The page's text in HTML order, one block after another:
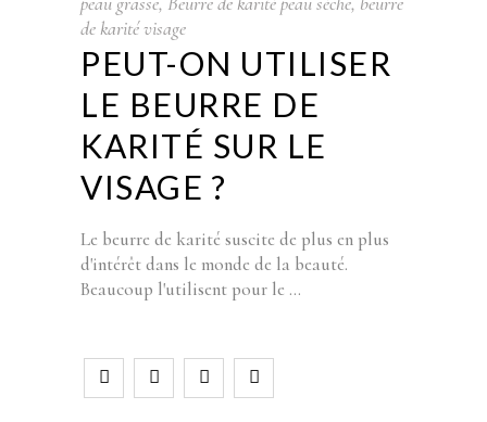
de karité visage
PEUT-ON UTILISER
LE BEURRE DE
KARITÉ SUR LE
VISAGE ?
Le beurre de karité suscite de plus en plus
d'intérêt dans le monde de la beauté.
Beaucoup l'utilisent pour le